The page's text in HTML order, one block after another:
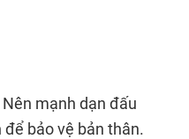
mạnh dạn đấu
bảo vệ bản thân.